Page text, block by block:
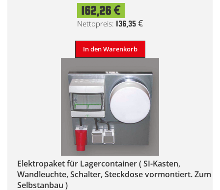
162,26 €
136,35 €
In den Warenkorb
Elektropaket für Lagercontainer ( SI-Kasten,
Wandleuchte, Schalter, Steckdose vormontiert. Zum
Selbstanbau )